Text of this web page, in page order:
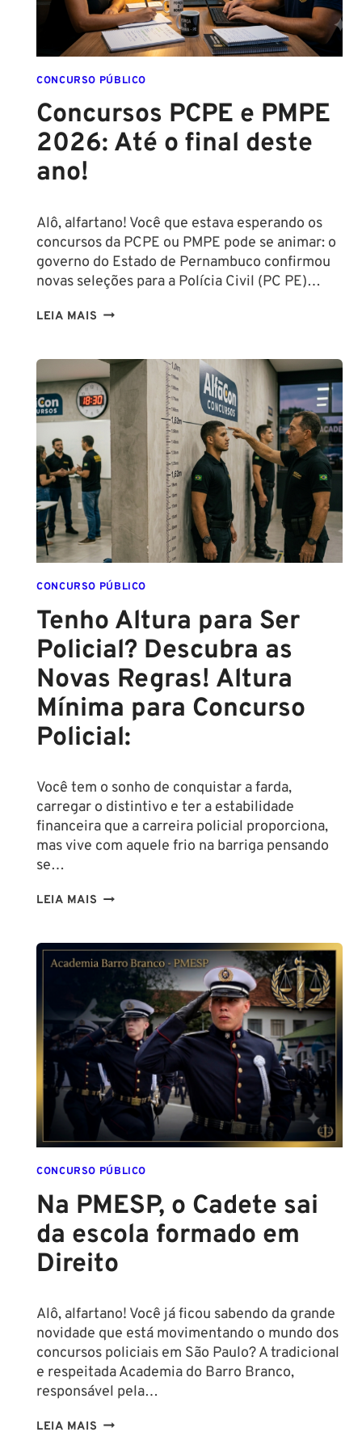
CONCURSO PÚBLICO
Concursos PCPE e PMPE
2026: Até o final deste
ano!
Alô, alfartano! Você que estava esperando os
concursos da PCPE ou PMPE pode se animar: o
governo do Estado de Pernambuco confirmou
novas seleções para a Polícia Civil (PC PE)…
LEIA MAIS CONCURSOS
PMPE
2026:
ATÉ
FINAL
DESTE
ANO!
CONCURSO PÚBLICO
Tenho Altura para Ser
Policial? Descubra as
Novas Regras! Altura
Mínima para Concurso
Policial:
Você tem o sonho de conquistar a farda,
carregar o distintivo e ter a estabilidade
financeira que a carreira policial proporciona,
mas vive com aquele frio na barriga pensando
se…
LEIA MAIS TENHO
SER
POLICIAL?
DESCUBRA
AS
NOVAS
REGRAS!
ALTURA
MÍNIMA
PARA
CONCURSO
POLICIAL:
CONCURSO PÚBLICO
Na PMESP, o Cadete sai
da escola formado em
Direito
Alô, alfartano! Você já ficou sabendo da grande
novidade que está movimentando o mundo dos
concursos policiais em São Paulo? A tradicional
e respeitada Academia do Barro Branco,
responsável pela…
LEIA MAIS NA